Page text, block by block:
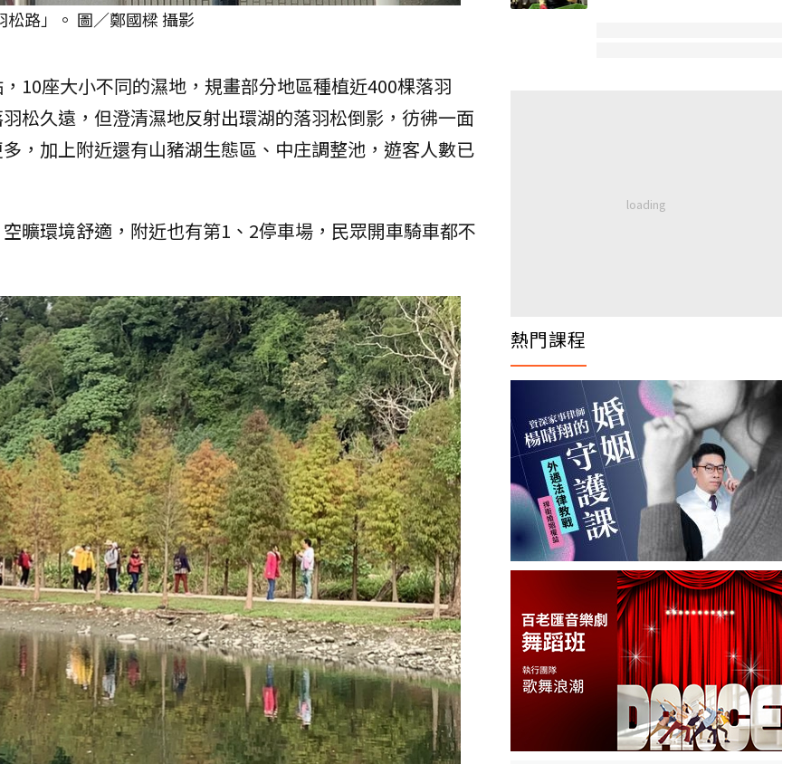
路」。 圖／鄭國樑 攝影
10座大小不同的濕地，規畫部分地區種植近400棵落羽
松久遠，但澄清濕地反射出環湖的落羽松倒影，彷彿一面
，加上附近還有山豬湖生態區、中庄調整池，遊客人數已
曠環境舒適，附近也有第1、2停車場，民眾開車騎車都不
熱門課程